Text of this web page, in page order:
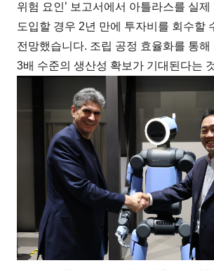
위험 요인’ 보고서에서 아틀라스를 실제
도입할 경우 2년 만에 투자비를 회수할
전망했습니다. 조립 공정 효율화를 통해
3배 수준의 생산성 확보가 기대된다는